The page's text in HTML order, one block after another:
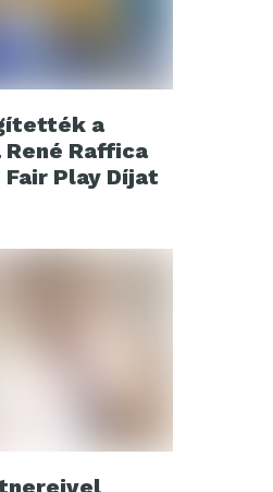
a
René Raffica
Fair Play Díjat